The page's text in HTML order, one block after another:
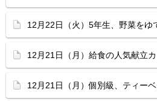
12月22日（火）5年生、野菜をゆ
12月21日（月）給食の人気献立
12月21日（月）個別級、ティー